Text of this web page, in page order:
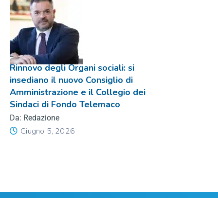
Rinnovo degli Organi sociali: si
insediano il nuovo Consiglio di
Amministrazione e il Collegio dei
Sindaci di Fondo Telemaco
Da: Redazione
Giugno 5, 2026